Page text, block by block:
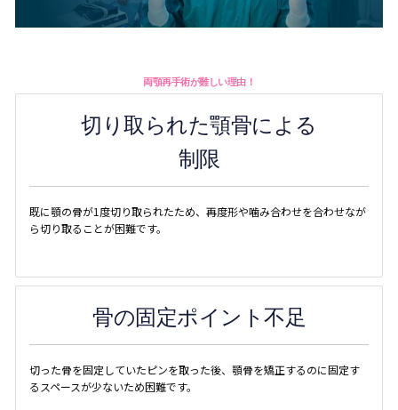
両顎再手術が難しい理由！
切り取られた顎骨による
制限
既に顎の骨が1度切り取られたため、再度形や噛み合わせを合わせなが
ら切り取ることが困難です。
骨の固定ポイント不足
切った骨を固定していたピンを取った後、顎骨を矯正するのに固定す
るスペースが少ないため困難です。